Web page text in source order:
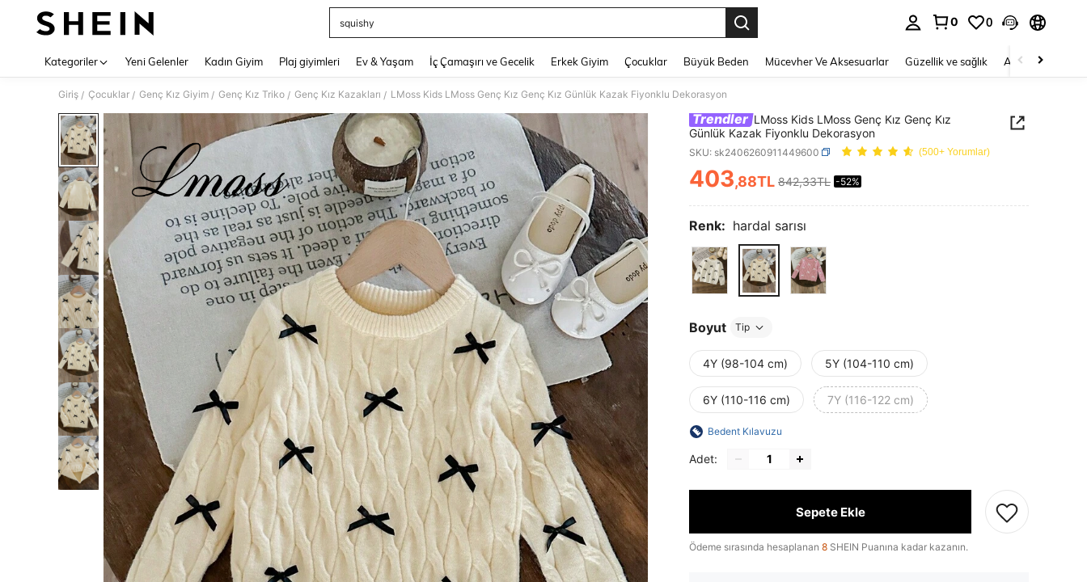
squishy
0 0
Kategoriler Yeni Gelenler Kadın Giyim Plaj giyimleri Ev & Yaşam İç Çamaşırı ve Gecelik Erkek Giyim Çocuklar Büyük Beden Mücevher Ve Aksesuarlar Güzellik ve sağlık Ayakkabı
Giriş / Çocuklar / Genç Kız Giyim / Genç Kız Triko / Genç Kız Kazakları / LMoss Kids LMoss Genç Kız Genç Kız Günlük Kazak Fiyonklu Dekorasyon
Trendler LMoss Kids LMoss Genç Kız Genç Kız
Günlük Kazak Fiyonklu Dekorasyon
SKU: sk2406260911449600 (500+ Yorumlar)
PRICE AND AVAILABILITY
403,88TL 842,33TL -52%
Renk: hardal sarısı
Boyut Tip
4Y (98-104 cm) 5Y (104-110 cm)
6Y (110-116 cm) 7Y (116-122 cm)
Bedent Kılavuzu
Adet:
Sepete Ekle
Ödeme sırasında hesaplanan 8 SHEIN Puanına kadar kazanın.